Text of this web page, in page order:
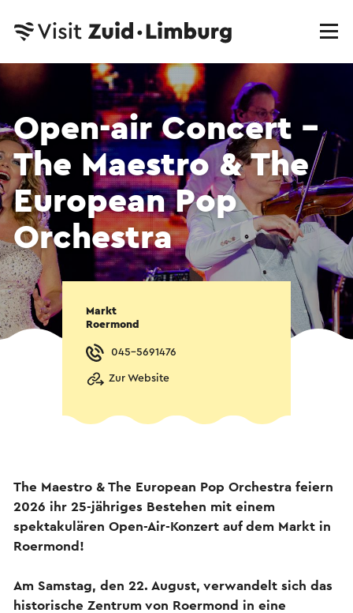
Open-air Concert -
The Maestro & The
European Pop
Orchestra
Markt
Roermond
045-5691476
Zur Website
The Maestro & The European Pop Orchestra feiern
2026 ihr 25-jähriges Bestehen mit einem
spektakulären Open-Air-Konzert auf dem Markt in
Roermond!
Am Samstag, den 22. August, verwandelt sich das
historische Zentrum von Roermond in eine